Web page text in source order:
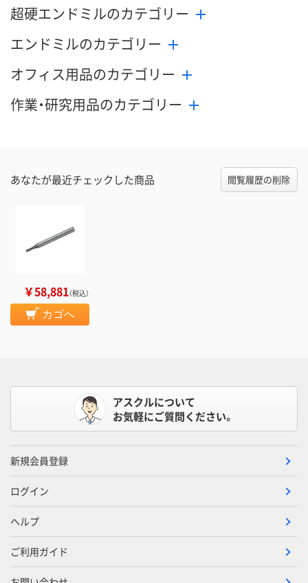
数量
カゴへ
数量
超硬エンドミルのカテゴリー
エンドミルのカテゴリー
オフィス用品のカテゴリー
作業・研究用品のカテゴリー
あなたが最近チェックした商品 閲覧履歴の削除
￥58,881（税込）
カゴへ
アスクルについて
お気軽にご質問ください。
新規会員登録
ログイン
ヘルプ
ご利用ガイド